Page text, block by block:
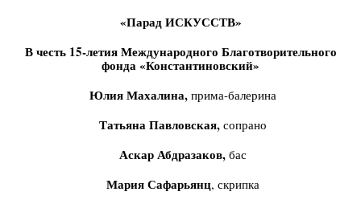
«Парад ИСКУССТВ»
В честь 15-летия Международного Благотворительного
фонда «Константиновский»
Юлия Махалина,прима-балерина
Татьяна Павловская,сопрано
Аскар Абдразаков, бас
Мария Сафарьянц, скрипка